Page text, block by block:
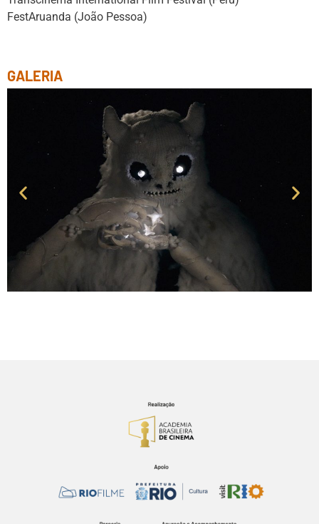
FestAruanda (João Pessoa)
GALERIA